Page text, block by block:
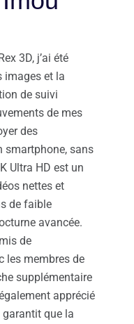
3D, j’ai été
images et la
de suivi
de mes
des
smartphone, sans
Ultra HD est un
nettes et
de faible
avancée.
de
les membres de
supplémentaire
apprécié
que la